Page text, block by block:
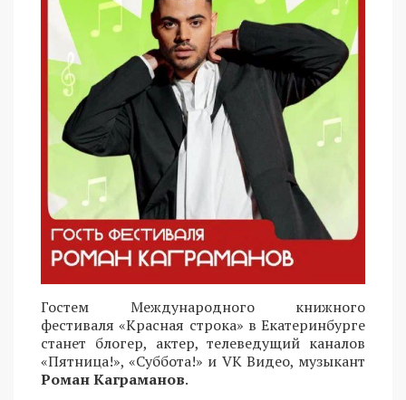
Гостем Международного книжного
фестиваля «Красная строка» в Екатеринбурге
станет блогер, актер, телеведущий каналов
«Пятница!», «Суббота!» и VK Видео, музыкант
Роман Каграманов.